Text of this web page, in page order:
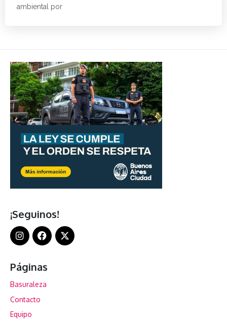
ambiental por
¡Seguinos!
Páginas
Basuraleza
Contacto
Equipo